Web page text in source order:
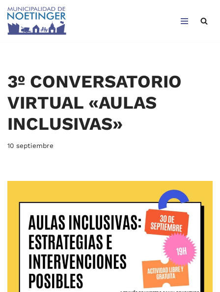
Saltar
3º CONVERSATORIO
VIRTUAL «AULAS
INCLUSIVAS»
10 septiembre